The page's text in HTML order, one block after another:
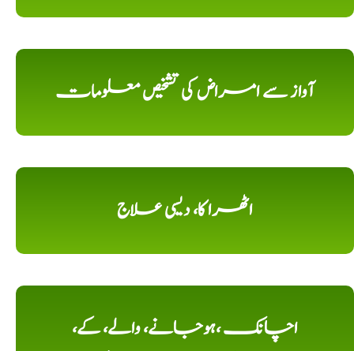
آواز سے امراض کی تشخیص معلومات
اٹھرا کا، دیسی علاج
اچانک ،ہوجانے، والے، کے،